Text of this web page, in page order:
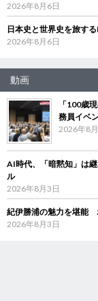
2026年8月6日
日本史と世界史を旅す
2026年8月6日
動画
「100歳
務員イベ
2026年8
AI時代、「暗黙知」は
ル
2026年8月3日
紀伊勝浦の魅力を堪能
2026年8月3日